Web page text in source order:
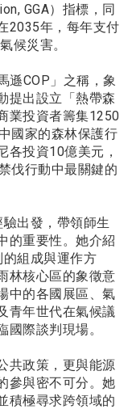
GGA）指標，同
2035年，每年支付
候災害。
遜COP」之稱，象
提出設立「熱帶森
業投資者籌集1250
國家的森林保護行
各投資10億美元，
伐行動中最關鍵的
出發，帶領師生
的重要性。她介紹
組成與運作方
林核心區的象徵意
中的各國展區、氣
青年世代在氣候議
際談判現場。
共政策，更與能源
參與密不可分。她
積極尋求跨領域的